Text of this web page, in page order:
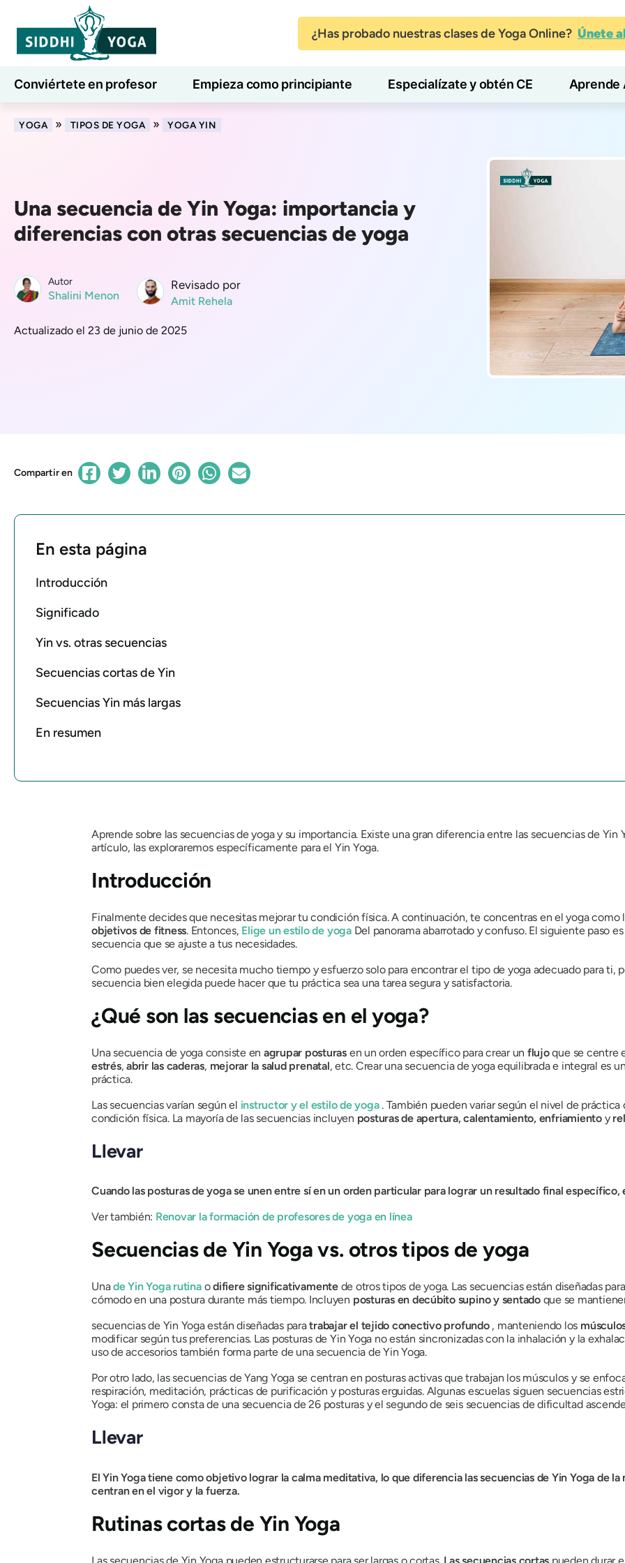
¿Has probado nuestras clases de Yoga Online? Únete
Conviértete en profesor Empieza como principiante Especialízate y obtén CE Aprende
7 días de bienestar Blog
YOGA » TIPOS DE YOGA » YOGA YIN
Una secuencia de Yin Yoga: importancia y
diferencias con otras secuencias de yoga
Autor
Shalini Menon
Revisado por
Amit Rehela
Actualizado el 23 de junio de 2025
Compartir en
En esta página
Introducción
Significado
Yin vs. otras secuencias
Secuencias cortas de Yin
Secuencias Yin más largas
En resumen
Aprende sobre las secuencias de yoga y su importancia. Existe una gran diferencia entre las secuencias de Yin
artículo, las exploraremos específicamente para el Yin Yoga.
Introducción
Finalmente decides que necesitas mejorar tu condición física. A continuación, te concentras en el yoga como
objetivos de fitness. Entonces, Elige unestilo de yogaDel panorama abarrotado y confuso. El siguiente paso
secuencia que se ajuste a tus necesidades.
Como puedes ver, se necesita mucho tiempo y esfuerzo solo para encontrar el tipo de yoga adecuado para ti,
secuencia bien elegida puede hacer que tu práctica sea una tarea segura y satisfactoria.
¿Qué son las secuencias en el yoga?
Una secuencia de yoga consiste en agrupar posturas en un orden específico para crear un flujoque se centre
estrés,abrir las caderas, mejorar la salud prenatal, etc. Crear una secuencia de yoga equilibrada e integral es
práctica.
Las secuencias varían según el instructor y el estilo de yoga. También pueden variar según el nivel de práctica
condición física. La mayoría de las secuencias incluyen posturasde apertura, calentamiento, enfriamientoy
Llevar
Cuando las posturas de yoga se unen entre sí en un orden particular para lograr un resultado final específico,
Ver también: Renovar la formación de profesores de yoga en línea
Secuencias de Yin Yoga vs. otros tipos de yoga
Unade Yin Yogarutinaodifiere significativamentede otros tipos de yoga. Las secuencias están diseñadas
cómodo en una postura durante más tiempo. Incluyen posturas en decúbito supino y sentadoque se
secuencias de Yin Yoga están diseñadas paratrabajar el tejido conectivo profundo, manteniendo los
modificar según tus preferencias. Las posturas de Yin Yoga no están sincronizadas con la inhalación y la
uso de accesorios también forma parte de una secuencia de Yin Yoga.
Por otro lado, las secuencias de Yang Yoga se centran en posturas activas que trabajan los músculos y se
respiración, meditación, prácticas de purificación y posturas erguidas. Algunas escuelas siguen secuencias
Yoga: el primero consta de una secuencia de 26 posturas y el segundo de seis secuencias de dificultad
Llevar
El Yin Yoga tiene como objetivo lograr la calma meditativa, lo que diferencia las secuencias de Yin Yoga de
centran en el vigor y la fuerza.
Rutinas cortas de Yin Yoga